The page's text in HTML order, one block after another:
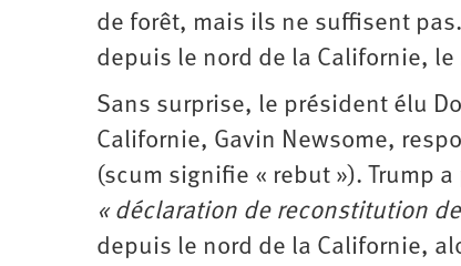
de forêt, mais ils ne suffisent
depuis le nord de la Californie,
Sans surprise, le président élu
Californie, Gavin Newsome,
(scum signifie « rebut »). Trump
« déclaration de reconstitution de
depuis le nord de la Californie,